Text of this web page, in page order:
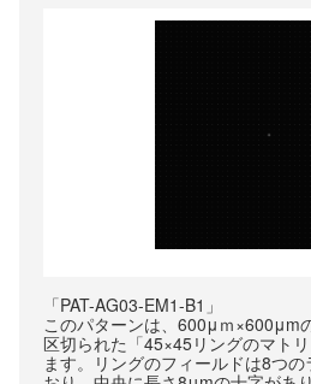
「PAT-AG03-EM1-B1」
このパターンは、600μｍ×600μm
区切られた「45×45リングのマト
ます。リングのフィールドは8つ